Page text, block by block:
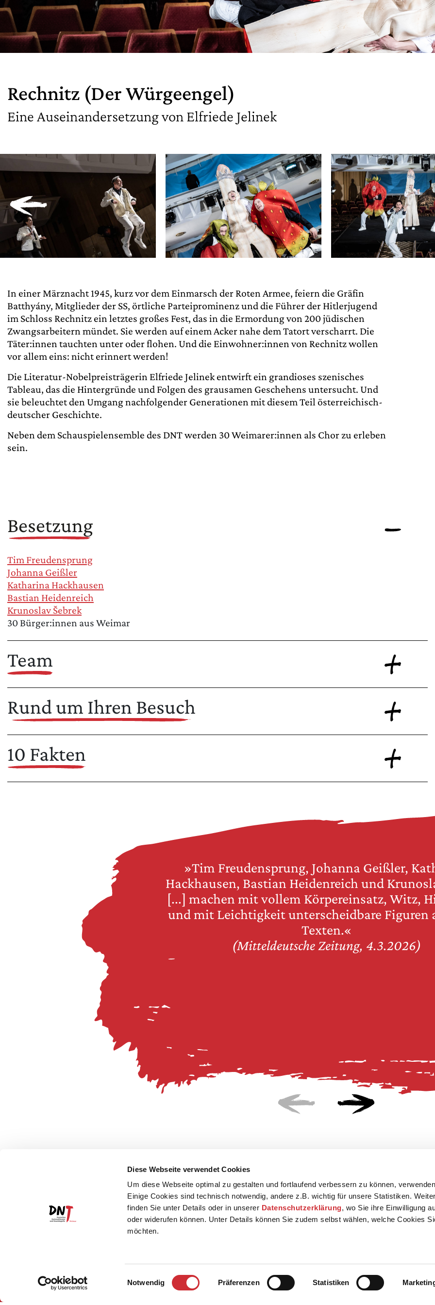
Diese Webseite verwendet Cookies
Um diese Webseite optimal zu gestalten und fortlaufend verbessern zu können,
Einige Cookies sind technisch notwendig, andere z.B. wichtig für unsere Statistiken.
finden Sie unter Details oder in unserer Datenschutzerklärung, wo Sie ihre Einwilligung
oder widerufen können. Unter Details können Sie zudem selbst wählen, welche Cookies
möchten.
Einwilligungsauswahl
Notwendig Präferenzen Statistiken
Rechnitz (Der Würgeengel)
Eine Auseinandersetzung von Elfriede Jelinek
In einer Märznacht 1945, kurz vor dem Einmarsch der Roten Armee, feiern die Gräfin
Batthyány, Mitglieder der SS, örtliche Parteiprominenz und die Führer der Hitlerjugend
im Schloss Rechnitz ein letztes großes Fest, das in die Ermordung von 200 jüdischen
Zwangsarbeitern mündet. Sie werden auf einem Acker nahe dem Tatort verscharrt. Die
Täter:innen tauchten unter oder flohen. Und die Einwohner:innen von Rechnitz wollen
vor allem eins: nicht erinnert werden!
Die Literatur-Nobelpreisträgerin Elfriede Jelinek entwirft ein grandioses szenisches
Tableau, das die Hintergründe und Folgen des grausamen Geschehens untersucht. Und
sie beleuchtet den Umgang nachfolgender Generationen mit diesem Teil österreichisch-
deutscher Geschichte.
Neben dem Schauspielensemble des DNT werden 30 Weimarer:innen als Chor zu erleben
sein.
Besetzung
Tim Freudensprung
Johanna Geißler
Katharina Hackhausen
Bastian Heidenreich
Krunoslav Šebrek
30 Bürger:innen aus Weimar
Team
Rund um Ihren Besuch
10 Fakten
»Tim Freudensprung, Johanna Geißler,
Hackhausen, Bastian Heidenreich und
[...] machen mit vollem Körpereinsatz, Witz,
und mit Leichtigkeit unterscheidbare Figuren
Texten.«
(Mitteldeutsche Zeitung, 4.3.2026)
Impressum Kontakt Presse AGB